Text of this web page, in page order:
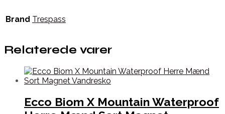
Brand Trespass
Relaterede varer
Ecco Biom X Mountain Waterproof